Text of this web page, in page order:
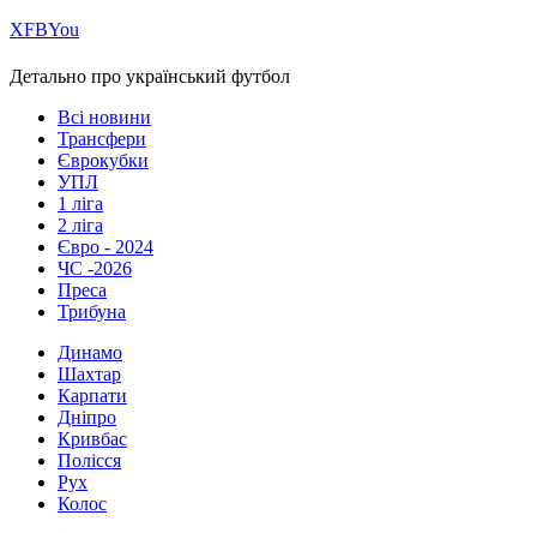
ХFBYou
Детально про український футбол
Всі новини
Трансфери
Єврокубки
УПЛ
1 ліга
2 ліга
Євро - 2024
ЧС -2026
Преса
Трибуна
Динамо
Шахтар
Карпати
Дніпро
Кривбас
Полісся
Рух
Колос